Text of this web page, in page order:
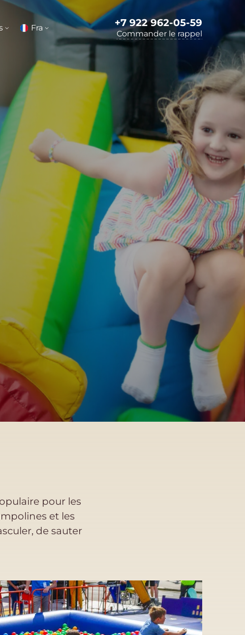
Fra +7 922 962-05-59
Commander le rappel
pour les
et les
de sauter